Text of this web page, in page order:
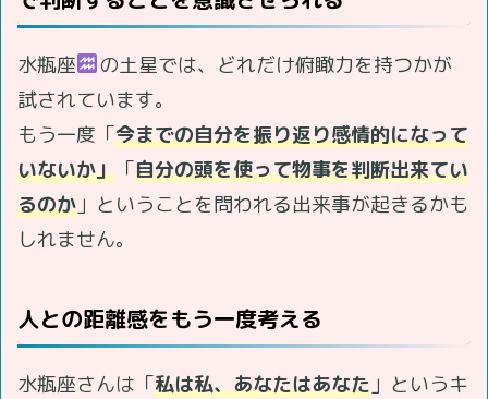
水瓶座
の土星では、どれだけ俯瞰力を持つかが
試されています。
もう一度「今までの自分を振り返り感情的になって
いないか」 「自分の頭を使って物事を判断出来てい
るのか 」ということを問われる出来事が起きるかも
しれません。
人との距離感をもう一度考える
水瓶座さんは「私は私、あなたはあなた 」というキ